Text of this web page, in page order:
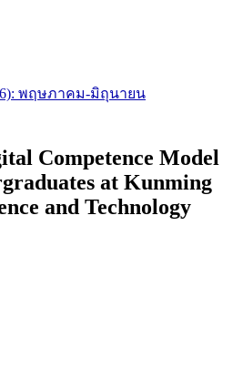
พฤษภาคม-มิถุนายน
Competence Model
at Kunming
and Technology